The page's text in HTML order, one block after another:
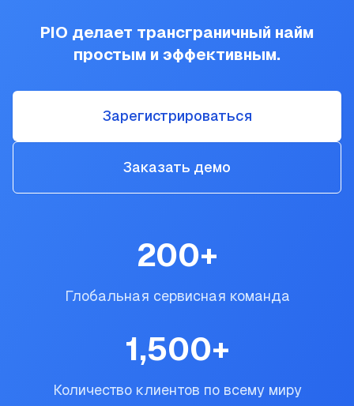
PIO делает трансграничный найм
простым и эффективным.
Зарегистрироваться
Заказать демо
200+
Глобальная сервисная команда
1,500+
Количество клиентов по всему миру